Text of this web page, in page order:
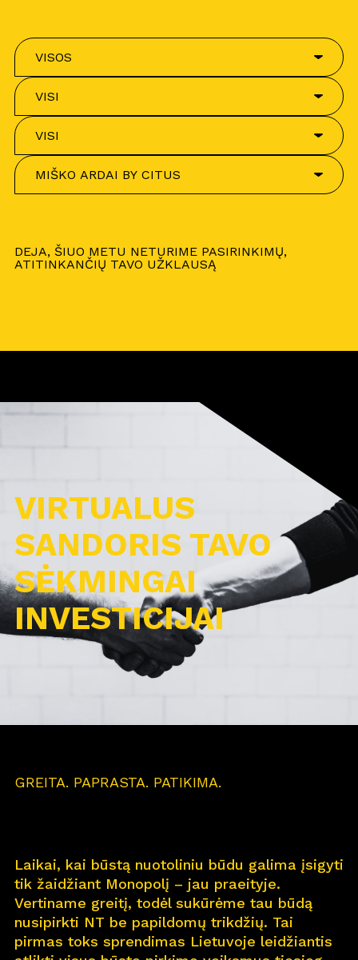
VISOS
VISI
VISI
MIŠKO ARDAI BY CITUS
DEJA, ŠIUO METU NETURIME PASIRINKIMŲ,
ATITINKANČIŲ TAVO UŽKLAUSĄ
VIRTUALUS
SANDORIS TAVO
SĖKMINGAI
INVESTICIJAI
GREITA. PAPRASTA. PATIKIMA.
Laikai, kai būstą nuotoliniu būdu galima įsigyti
tik žaidžiant Monopolį – jau praeityje.
Vertiname greitį, todėl sukūrėme tau būdą
nusipirkti NT be papildomų trikdžių. Tai
pirmas toks sprendimas Lietuvoje leidžiantis